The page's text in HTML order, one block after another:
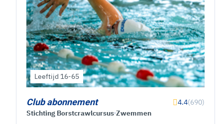
Leeftijd 16-65
Club abonnement 4.4(690)
Stichting Borstcrawlcursus Zwemmen